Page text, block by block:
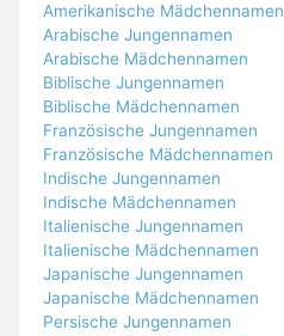
Amerikanische Mädchennamen
Arabische Jungennamen
Arabische Mädchennamen
Biblische Jungennamen
Biblische Mädchennamen
Französische Jungennamen
Französische Mädchennamen
Indische Jungennamen
Indische Mädchennamen
Italienische Jungennamen
Italienische Mädchennamen
Japanische Jungennamen
Japanische Mädchennamen
Persische Jungennamen